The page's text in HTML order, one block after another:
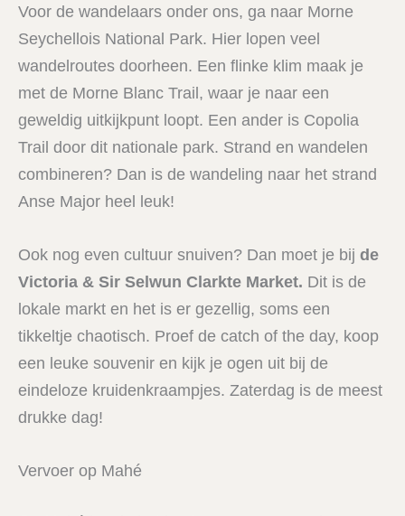
Voor de wandelaars onder ons, ga naar Morne
Seychellois National Park. Hier lopen veel
wandelroutes doorheen. Een flinke klim maak je
met de Morne Blanc Trail, waar je naar een
geweldig uitkijkpunt loopt. Een ander is Copolia
Trail door dit nationale park. Strand en wandelen
combineren? Dan is de wandeling naar het strand
Anse Major heel leuk!
Ook nog even cultuur snuiven? Dan moet je bij de
Victoria & Sir Selwun Clarkte Market. Dit is de
lokale markt en het is er gezellig, soms een
tikkeltje chaotisch. Proef de catch of the day, koop
een leuke souvenir en kijk je ogen uit bij de
eindeloze kruidenkraampjes. Zaterdag is de meest
drukke dag!
Vervoer op Mahé